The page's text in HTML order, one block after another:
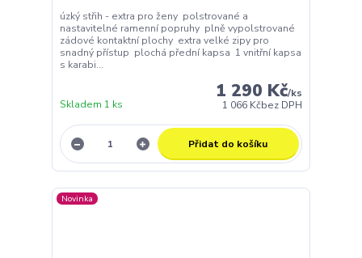
úzký střih - extra pro ženy polstrované a
nastavitelné ramenní popruhy plně vypolstrované
zádové kontaktní plochy extra velké zipy pro
snadný přístup plochá přední kapsa 1 vnitřní kapsa
s karabi...
1 290 Kč/ks
1 066 Kčbez DPH
Skladem 1 ks
Přidat do košíku
Novinka